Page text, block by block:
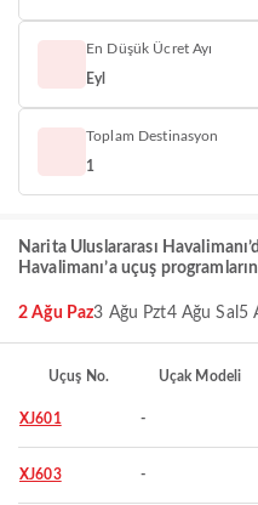
En Düşük Ücret Ayı
Eyl
Toplam Destinasyon
1
Narita Uluslararası
Havalimanı’a uçuş
2 Ağu Paz3 Ağu Pzt4 Ağu Sal 5
Uçuş No. Uçak Modeli
XJ601 -
XJ603 -